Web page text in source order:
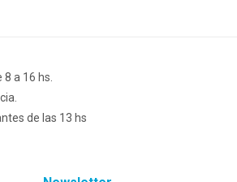
a 16 hs.
de las 13 hs